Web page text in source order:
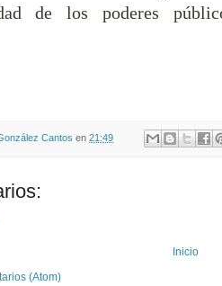
de los poderes
Cantos en 21:49
Inicio
(Atom)